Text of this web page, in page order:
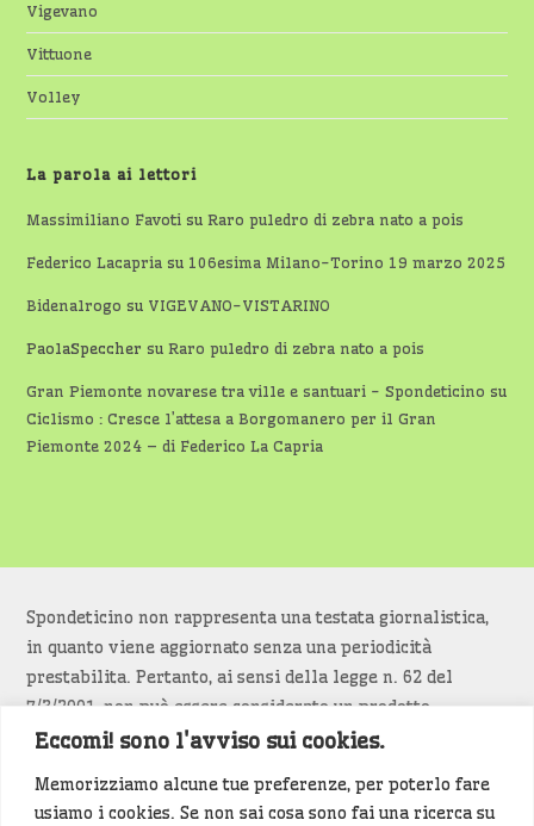
Eccomi! sono l'avviso sui cookies.
Memorizziamo alcune tue preferenze, per poterlo fare
usiamo i cookies. Se non sai cosa sono fai una ricerca su
Vigevano
Vittuone
Volley
La parola ai lettori
Massimiliano Favoti suRaro puledro di zebra nato a pois
Federico Lacapria su 106esima Milano-Torino 19 marzo 2025
Bidenalrogo su VIGEVANO-VISTARINO
PaolaSpeccher suRaro puledro di zebra nato a pois
Gran Piemonte novarese tra ville e santuari - Spondeticino su
Ciclismo : Cresce l’attesa a Borgomanero per il Gran
Piemonte 2024 – di Federico La Capria
Spondeticino non rappresenta una testata giornalistica,
in quanto viene aggiornato senza una periodicità
prestabilita. Pertanto, ai sensi della legge n. 62 del
7/3/2001, non può essere considerato un prodotto
editoriale.
Siamo attenti a non violare copyright e diritti
d’immagine. Se un contenuto è di tua proprietà e vuoi